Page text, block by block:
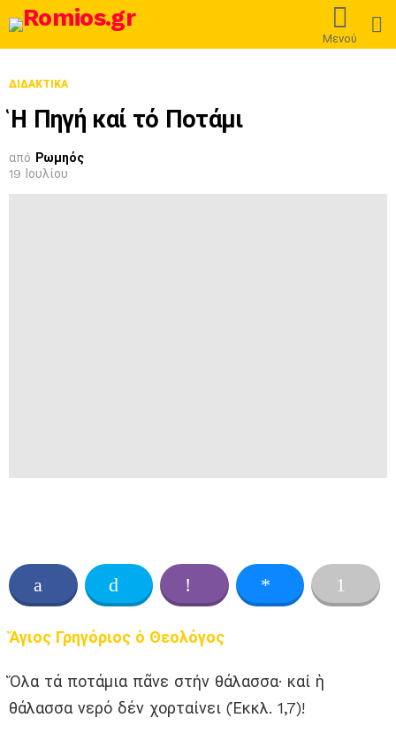
Μενού
ΔΙΔΑΚΤΙΚΆ
Ἡ Πηγή καί τό Ποτάμι
από Ρωμηός
19 Ιουλίου
Ἅγιος Γρηγόριος ὁ Θεολόγος
Ὅλα τά ποτάμια πᾶνε στήν θάλασσα· καί ἡ
θάλασσα νερό δέν χορταίνει (Ἐκκλ. 1,7)!